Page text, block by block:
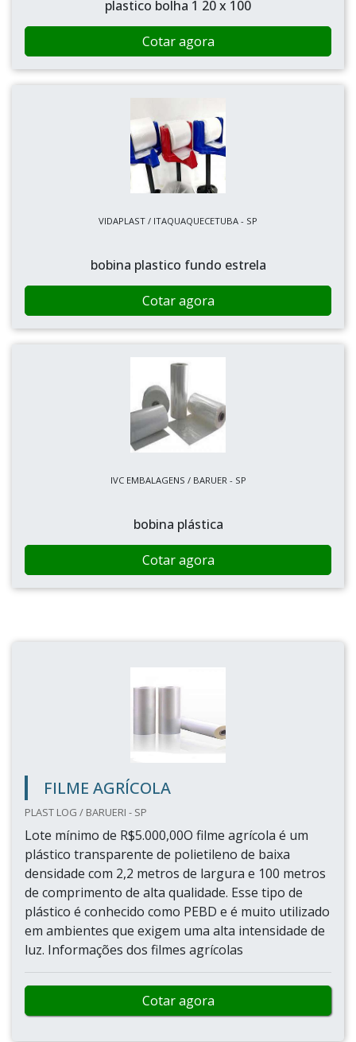
plastico bolha 1 20 x 100
Cotar agora
VIDAPLAST / ITAQUAQUECETUBA - SP
bobina plastico fundo estrela
Cotar agora
IVC EMBALAGENS / BARUER - SP
bobina plástica
Cotar agora
FILME AGRÍCOLA
PLAST LOG / BARUERI - SP
Lote mínimo de R$5.000,00O filme agrícola é um
plástico transparente de polietileno de baixa
densidade com 2,2 metros de largura e 100 metros
de comprimento de alta qualidade. Esse tipo de
plástico é conhecido como PEBD e é muito utilizado
em ambientes que exigem uma alta intensidade de
luz. Informações dos filmes agrícolas
Cotar agora